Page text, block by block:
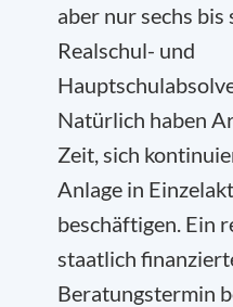
aber nur sechs
Realschul- und
Natürlich haben
Zeit, sich
Anlage in
beschäftigen. Ein
staatlich
Beratungstermin